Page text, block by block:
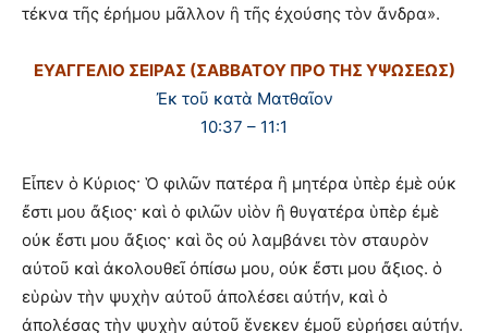
τέκνα τῆς ἐρήμου μᾶλλον ἢ τῆς ἐχούσης τὸν ἄνδρα».
ΕΥΑΓΓΕΛΙΟ ΣΕΙΡΑΣ (ΣΑΒΒΑΤΟΥ ΠΡΟ ΤΗΣ ΥΨΩΣΕΩΣ)
Ἐκ τοῦ κατὰ Ματθαῖον
10:37 – 11:1
Εἶπεν ὁ Κύριος· Ὁ φιλῶν πατέρα ἢ μητέρα ὑπὲρ ἐμὲ οὐκ
ἔστι μου ἄξιος· καὶ ὁ φιλῶν υἱὸν ἢ θυγατέρα ὑπὲρ ἐμὲ
οὐκ ἔστι μου ἄξιος· καὶ ὃς οὐ λαμβάνει τὸν σταυρὸν
αὐτοῦ καὶ ἀκολουθεῖ ὀπίσω μου, οὐκ ἔστι μου ἄξιος. ὁ
εὑρὼν τὴν ψυχὴν αὐτοῦ ἀπολέσει αὐτήν, καὶ ὁ
ἀπολέσας τὴν ψυχὴν αὐτοῦ ἕνεκεν ἐμοῦ εὑρήσει αὐτήν.